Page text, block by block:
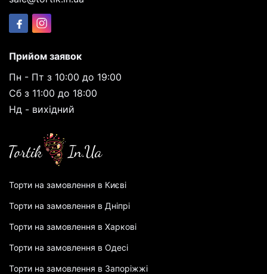
Прийом заявок
Пн - Пт з 10:00 до 19:00
Сб з 11:00 до 18:00
Нд - вихідний
Торти на замовлення в Києві
Торти на замовлення в Дніпрі
Торти на замовлення в Харкові
Торти на замовлення в Одесі
Торти на замовлення в Запоріжжі